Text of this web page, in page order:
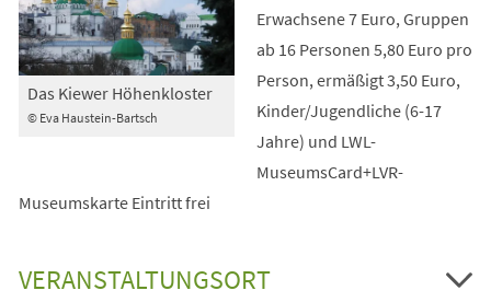
© Eva Haustein-Bartsch
Das Kiewer Höhenkloster
Erwachsene 7 Euro, Gruppen
ab 16 Personen 5,80 Euro pro
Person, ermäßigt 3,50 Euro,
Kinder/Jugendliche (6-17
Jahre) und LWL-
MuseumsCard+LVR-
Museumskarte Eintritt frei
VERANSTALTUNGSORT